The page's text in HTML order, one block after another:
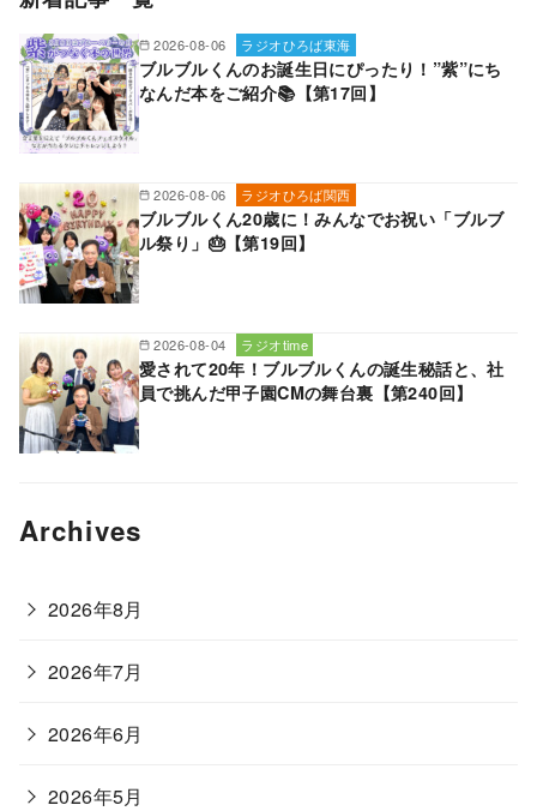
2026-08-06 ラジオひろば東海
ブルブルくんのお誕生日にぴったり！”紫”にち
なんだ本をご紹介📚【第17回】
2026-08-06 ラジオひろば関西
ブルブルくん20歳に！みんなでお祝い「ブルブ
ル祭り」🎂【第19回】
2026-08-04 ラジオtime
愛されて20年！ブルブルくんの誕生秘話と、社
員で挑んだ甲子園CMの舞台裏【第240回】
Archives
2026年8月
2026年7月
2026年6月
2026年5月